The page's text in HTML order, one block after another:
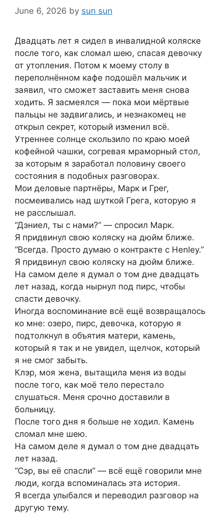
June 6, 2026 by sun sun
Двадцать лет я сидел в инвалидной коляске
после того, как сломал шею, спасая девочку
от утопления. Потом к моему столу в
переполнённом кафе подошёл мальчик и
заявил, что сможет заставить меня снова
ходить. Я засмеялся — пока мои мёртвые
пальцы не задвигались, и незнакомец не
открыл секрет, который изменил всё.
Утреннее солнце скользило по краю моей
кофейной чашки, согревая мраморный стол,
за которым я заработал половину своего
состояния в подобных разговорах.
Мои деловые партнёры, Марк и Грег,
посмеивались над шуткой Грега, которую я
не расслышал.
“Дэниел, ты с нами?” — спросил Марк.
Я придвинул свою коляску на дюйм ближе.
“Всегда. Просто думаю о контракте с Henley.”
Я придвинул свою коляску на дюйм ближе.
На самом деле я думал о том дне двадцать
лет назад, когда нырнул под пирс, чтобы
спасти девочку.
Иногда воспоминание всё ещё возвращалось
ко мне: озеро, пирс, девочка, которую я
подтолкнул в объятия матери, камень,
который я так и не увидел, щелчок, который
я не смог забыть.
Клэр, моя жена, вытащила меня из воды
после того, как моё тело перестало
слушаться. Меня срочно доставили в
больницу.
После того дня я больше не ходил. Камень
сломал мне шею.
На самом деле я думал о том дне двадцать
лет назад.
“Сэр, вы её спасли” — всё ещё говорили мне
люди, когда вспоминалась эта история.
Я всегда улыбался и переводил разговор на
другую тему.